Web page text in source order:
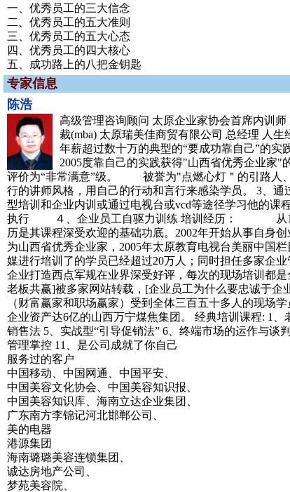
一、优秀员工的三大信念
二、优秀员工的五大准则
三、优秀员工的五大心态
四、优秀员工的四大核心
五、成功路上的八把金钥匙
专家信息
陈浩
高级管理咨询顾问 太原企业家协会首席内训
裁(mba) 太原瑞美佳商贸有限公司 总经理
年薪超过数十万的典型的“要成功靠自己”的实
2005度靠自己的实践获得"山西省优秀企业
评价为“非常满意”级。 被誉为"点燃心灯＂的引路人、
行的讲师风格，用自己的行动和言行来感染学员。 3、
型培训和企业内训或通过电视台或vcd等途径学习他
执行 ４、企业员工自驱力训练 培训经历： 从1999
历是其课程深受欢迎的基础功底。2002年开始从事自身
为山西省优秀企业家，2005年太原教育电视台美丽中国
媒进行培训了的学员已经超过20万人；同时担任多家企
企业打造西点军规在业界深受好评，每次的现场培训都
老板共赢]被多家网站转载，[企业员工为什么要忠诚于企
（财富赢家和职场赢家）受到全体三百五十多人的现场
企业资产达6亿的山西万宁煤焦集团。 经典培训课程: 1
销售法 5、实战型“引导促销法” 6、终端市场的运作与
管理掌控 11、是公司成就了你自己
服务过的客户
中国移动、中国网通、中国平安、
中国美容文化协会、中国美容知识报、
中国美容知识库、海南立达企业集团、
广东南方李锦记河北邯郸公司、
美的电器
港源集团
海南璐璐美容连锁集团、
诚达房地产公司、
梦苑美容院、